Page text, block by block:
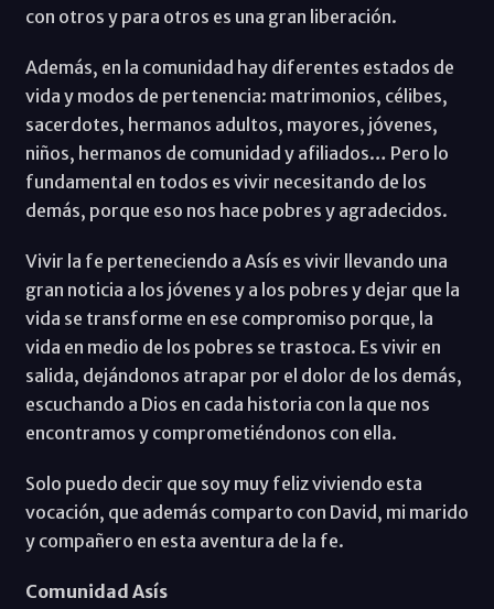
con otros y para otros es una gran liberación.
Además, en la comunidad hay diferentes estados de
vida y modos de pertenencia: matrimonios, célibes,
sacerdotes, hermanos adultos, mayores, jóvenes,
niños, hermanos de comunidad y afiliados… Pero lo
fundamental en todos es vivir necesitando de los
demás, porque eso nos hace pobres y agradecidos.
Vivir la fe perteneciendo a Asís es vivir llevando una
gran noticia a los jóvenes y a los pobres y dejar que la
vida se transforme en ese compromiso porque, la
vida en medio de los pobres se trastoca. Es vivir en
salida, dejándonos atrapar por el dolor de los demás,
escuchando a Dios en cada historia con la que nos
encontramos y comprometiéndonos con ella.
Solo puedo decir que soy muy feliz viviendo esta
vocación, que además comparto con David, mi marido
y compañero en esta aventura de la fe.
Comunidad Asís